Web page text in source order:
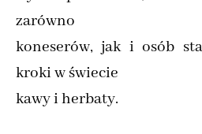
zarówno
koneserów, jak i osób
kroki w świecie
kawy i herbaty.